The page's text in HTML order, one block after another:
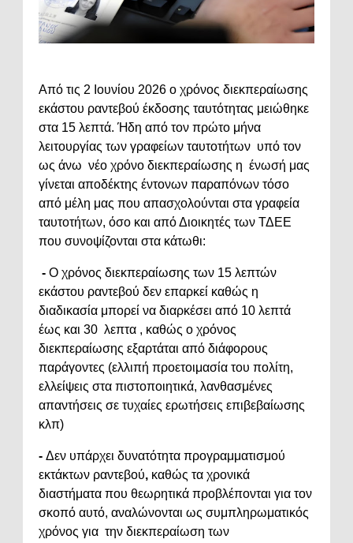
Από τις 2 Ιουνίου 2026 ο χρόνος διεκπεραίωσης
εκάστου ραντεβού έκδοσης ταυτότητας μειώθηκε
στα 15 λεπτά. Ήδη από τον πρώτο μήνα
λειτουργίας των γραφείων ταυτοτήτων υπό τον
ως άνω νέο χρόνο διεκπεραίωσης η ένωσή μας
γίνεται αποδέκτης έντονων παραπόνων τόσο
από μέλη μας που απασχολούνται στα γραφεία
ταυτοτήτων, όσο και από Διοικητές των ΤΔΕΕ
που συνοψίζονται στα κάτωθι:
- Ο χρόνος διεκπεραίωσης των 15 λεπτών
εκάστου ραντεβού δεν επαρκεί καθώς η
διαδικασία μπορεί να διαρκέσει από 10 λεπτά
έως και 30 λεπτα , καθώς ο χρόνος
διεκπεραίωσης εξαρτάται από διάφορους
παράγοντες (ελλιπή προετοιμασία του πολίτη,
ελλείψεις στα πιστοποιητικά, λανθασμένες
απαντήσεις σε τυχαίες ερωτήσεις επιβεβαίωσης
κλπ)
- Δεν υπάρχει δυνατότητα προγραμματισμού
εκτάκτων ραντεβού, καθώς τα χρονικά
διαστήματα που θεωρητικά προβλέπονται για τον
σκοπό αυτό, αναλώνονται ως συμπληρωματικός
χρόνος για την διεκπεραίωση των